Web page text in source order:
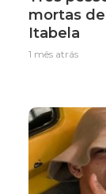
mortas
Itabela
1 mês atrás